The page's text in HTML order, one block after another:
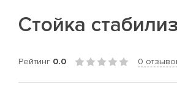
Стойка
Рейтинг 0.0 0